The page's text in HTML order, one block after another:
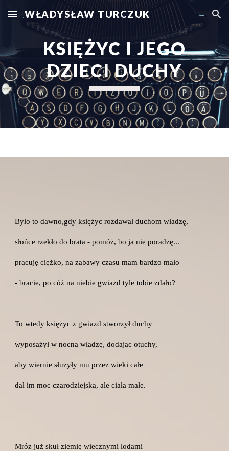
Skip to main content Skip to navigation
WŁADYSŁAW TURCZUK
KSIĘŻYC I JEGO
DZIECI DUCHY
Było to dawno,gdy księżyc rozdawał duchom władzę,
słońce rzekło do brata - pomóż, bo ja nie poradzę...
pracuję ciężko, na zabawy czasu mam bardzo mało
- bracie, po cóż na niebie gwiazd tyle tobie zdało?
To wtedy księżyc z gwiazd stworzył duchy
wyposażył w nocną władzę, dodając otuchy,
aby wiernie służyły mu przez wieki całe
dał im moc czarodziejską, ale ciała małe.
Mróz już skuł ziemię wiecznymi lodami